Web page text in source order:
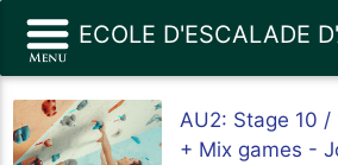
ECOLE D'ESCALADE
AU2: Stage 10 /
+ Mix games -